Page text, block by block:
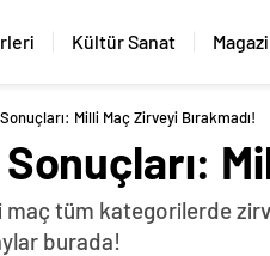
Kültür Sanat
Milli Maç Zirveyi Bırakmadı!
maç tüm kategorilerde
burada!